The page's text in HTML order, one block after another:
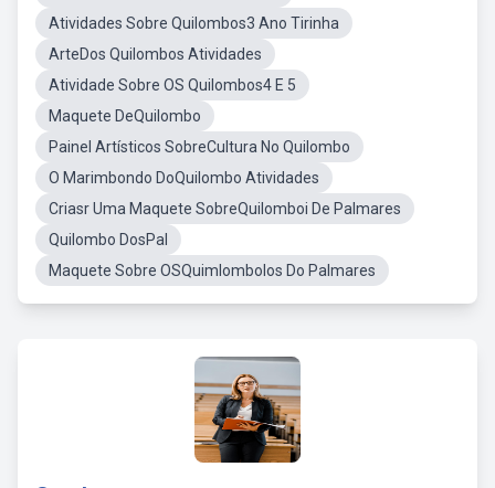
Atividades Sobre Quilombos3 Ano Tirinha
ArteDos Quilombos Atividades
Atividade Sobre OS Quilombos4 E 5
Maquete DeQuilombo
Painel Artísticos SobreCultura No Quilombo
O Marimbondo DoQuilombo Atividades
Criasr Uma Maquete SobreQuilomboi De Palmares
Quilombo DosPal
Maquete Sobre OSQuimlombolos Do Palmares